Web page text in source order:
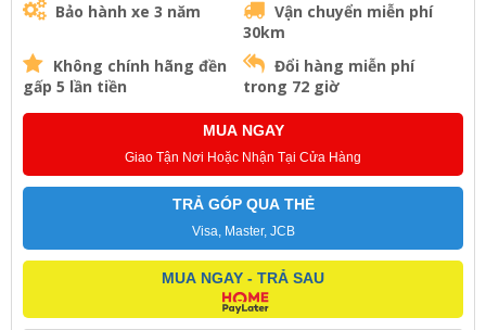
Bảo hành xe 3 năm
Vận chuyển miễn phí
30km
Không chính hãng đền
gấp 5 lần tiền
Đổi hàng miễn phí
trong 72 giờ
MUA NGAY
Giao Tận Nơi Hoặc Nhận Tại Cửa Hàng
TRẢ GÓP QUA THẺ
Visa, Master, JCB
MUA NGAY - TRẢ SAU